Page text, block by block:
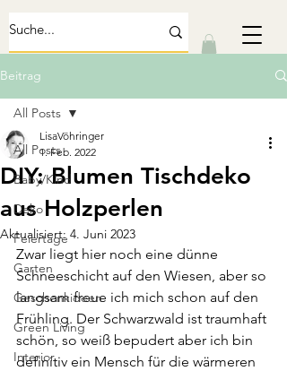
Beitrag
All Posts
Baby/Kind
Deko
Feiertage
Garten
Geschenkideen
Green Living
Interior
All Posts
DIY: Blumen Tischdeko
aus Holzperlen
LisaVöhringer
1. Feb. 2022
Aktualisiert: 4. Juni 2023
Zwar liegt hier noch eine dünne
Schneeschicht auf den Wiesen, aber so
langsam freue ich mich schon auf den
Frühling. Der Schwarzwald ist traumhaft
schön, so weiß bepudert aber ich bin
definitiv ein Mensch für die wärmeren